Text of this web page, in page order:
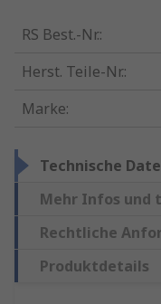
RS Best.-Nr.:
Herst. Teile-Nr.:
Marke:
Technische
Mehr Infos und
Rechtliche
Produktdetails